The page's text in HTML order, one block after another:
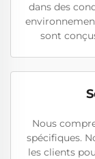
dans des
sont
Nous
spécifiques.
les clients